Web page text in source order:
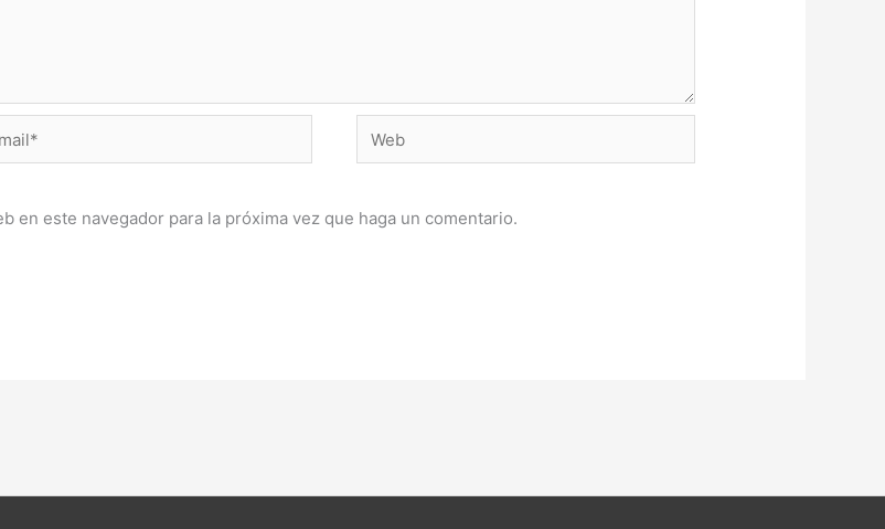
Web
en este navegador para la próxima vez que haga un comentario.